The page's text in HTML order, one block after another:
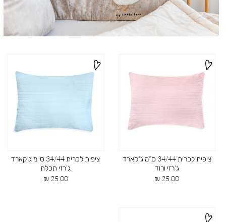
ציפית לכרית 34/44 ס”מ ג’קארד
ג’רזי ורוד
מחיר
25.00 ₪
ציפית לכרית 34/44 ס”מ ג’קארד
ג’רזי תכלת
מחיר
25.00 ₪